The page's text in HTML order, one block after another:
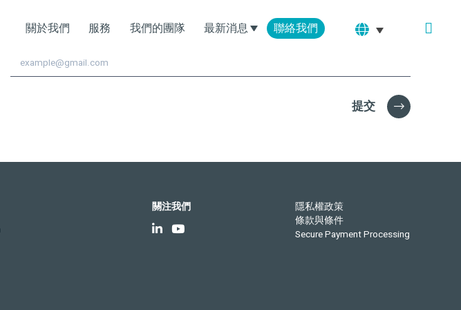
關於我們 服務 我們的團隊 最新消息 聯絡我們
電子郵件
提交
關注我們
隱私權政策
條款與條件
Secure Payment Processing